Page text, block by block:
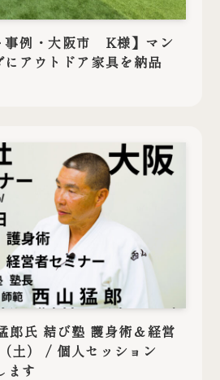
事例・大阪市 K様】マン
アウトドア家具を納品
郎氏 結び塾 護身術＆経営
土） / 個人セッション
ます